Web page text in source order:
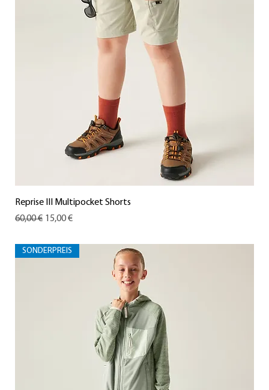
Reprise III Multipocket Shorts
Standardpreis
60,00 € Sale-Preis
15,00 €
SONDERPREIS